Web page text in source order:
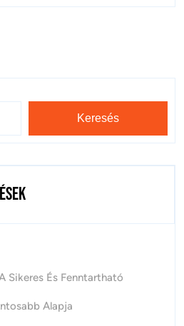
Keresés
Sikeres És Fenntartható
Alapja